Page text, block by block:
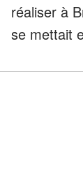
réaliser à
se mettait